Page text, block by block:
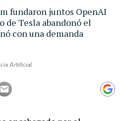
fundaron juntos OpenAI
de Tesla abandonó el
con una demanda
Artificial